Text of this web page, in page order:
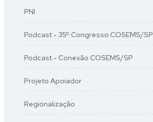
PNI
Podcast - 35º Congresso COSEMS/SP
Podcast - Conexão COSEMS/SP
Projeto Apoiador
Regionalização